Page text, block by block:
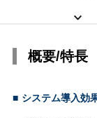
概要/特長
■ システム導入効